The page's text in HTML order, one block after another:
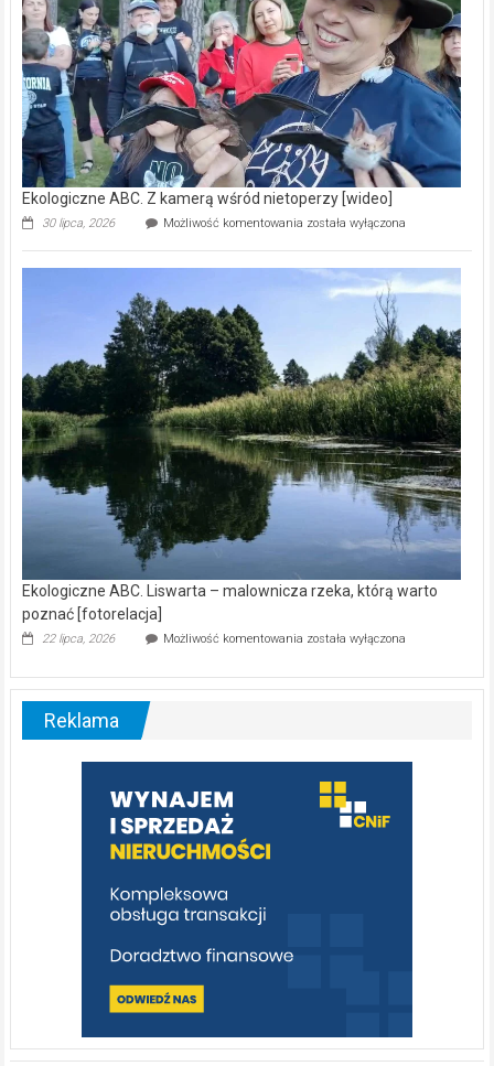
natury
[wideo]
Ekologiczne ABC. Z kamerą wśród nietoperzy [wideo]
30 lipca, 2026 Możliwość komentowania Ekologiczne
kamerą
wśród
została wyłączona
Ekologiczne ABC. Liswarta – malownicza rzeka, którą warto
poznać [fotorelacja]
22 lipca, 2026 Możliwość komentowania Ekologiczne
–
warto
poznać
[fotorelacja]
została wyłączona
Reklama